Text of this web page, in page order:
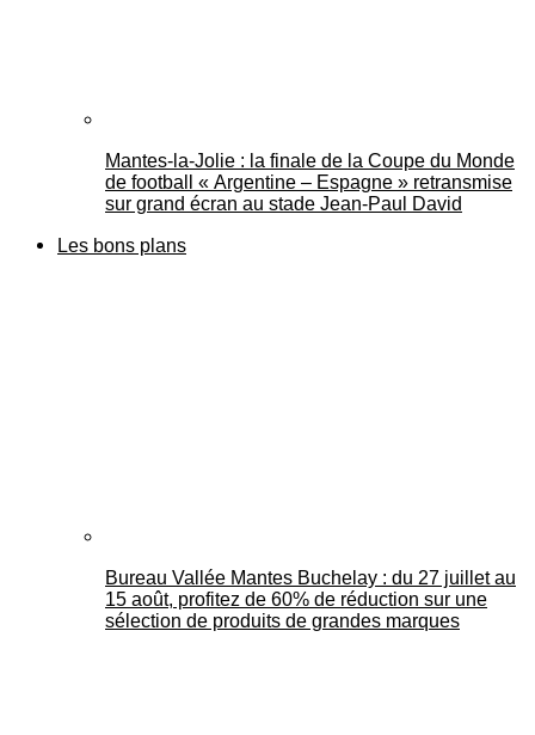
Mantes-la-Jolie : la finale de la Coupe du Monde
de football « Argentine – Espagne » retransmise
sur grand écran au stade Jean-Paul David
Les bons plans
Bureau Vallée Mantes Buchelay : du 27 juillet au
15 août, profitez de 60% de réduction sur une
sélection de produits de grandes marques